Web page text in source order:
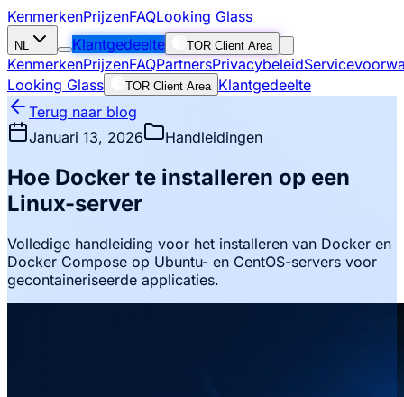
KenmerkenPrijzenFAQLooking Glass
NL Klantgedeelte TOR Client Area
KenmerkenPrijzenFAQPartnersPrivacybeleid
Looking Glass
TOR Client Area Klantgedeelte
Terug naar blog
Januari 13, 2026
Handleidingen
Hoe Docker te installeren op een
Linux-server
Volledige handleiding voor het installeren van Docker en
Docker Compose op Ubuntu- en CentOS-servers voor
gecontaineriseerde applicaties.